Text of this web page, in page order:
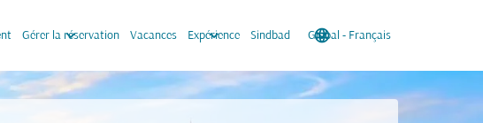
Gérer la réservation
keyboard_arrow_down Vacances Expérience
keyboard_arrow_down Sindbad language
Global - Français
keyboard_arrow_down